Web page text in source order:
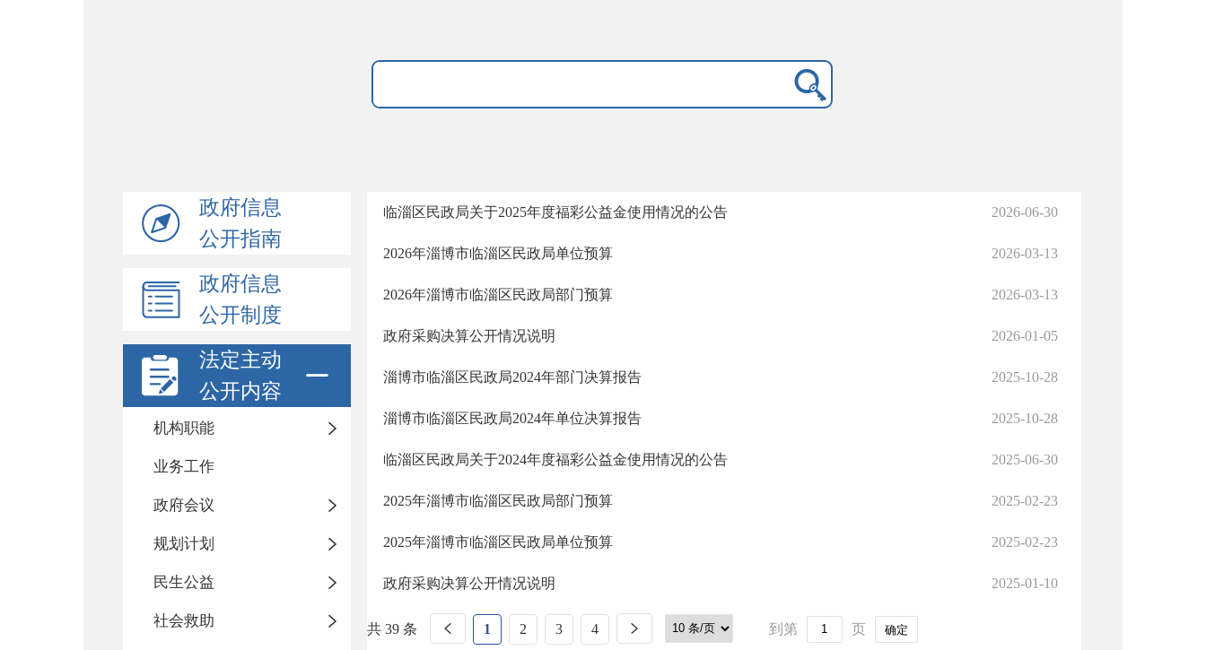
政府信息
公开指南
政府信息
公开制度
法定主动
公开内容
机构职能
业务工作
政府会议
规划计划
民生公益
社会救助
临淄区民政局关于2025年度福彩公益金使用情况的公告 2026-06-30
2026年淄博市临淄区民政局单位预算 2026-03-13
2026年淄博市临淄区民政局部门预算 2026-03-13
政府采购决算公开情况说明 2026-01-05
淄博市临淄区民政局2024年部门决算报告 2025-10-28
淄博市临淄区民政局2024年单位决算报告 2025-10-28
临淄区民政局关于2024年度福彩公益金使用情况的公告 2025-06-30
2025年淄博市临淄区民政局部门预算 2025-02-23
2025年淄博市临淄区民政局单位预算 2025-02-23
政府采购决算公开情况说明 2025-01-10
共 39 条 1 2 3 4 到第 页 确定